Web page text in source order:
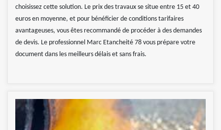
choisissez cette solution. Le prix des travaux se situe entre 15 et 40
euros en moyenne, et pour bénéficier de conditions tarifaires
avantageuses, vous êtes recommandé de procéder à des demandes
de devis. Le professionnel Marc Etancheité 78 vous prépare votre
document dans les meilleurs délais et sans frais.